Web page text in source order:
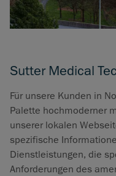
Sutter Medical
Für unsere Kunden in
Palette hochmoderner
unserer lokalen
spezifische
Dienstleistungen, die
Anforderungen des